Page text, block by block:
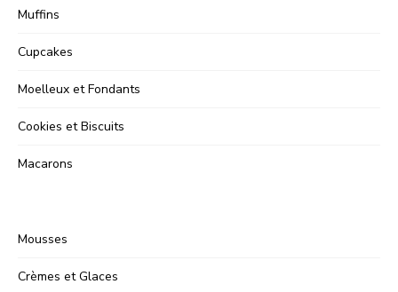
Muffins
Cupcakes
Moelleux et Fondants
Cookies et Biscuits
Macarons
Mousses
Crèmes et Glaces